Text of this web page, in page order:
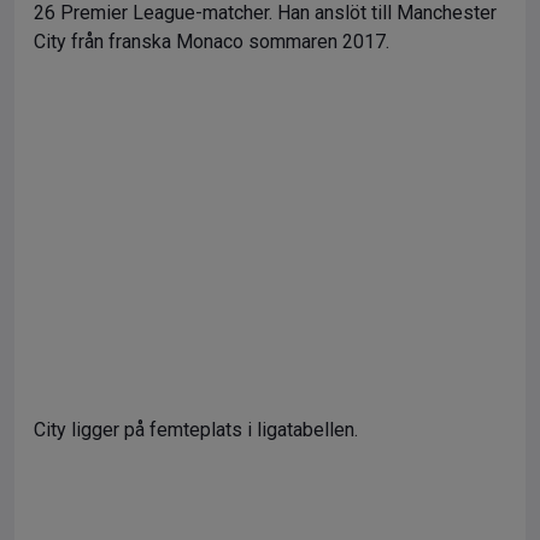
26 Premier League-matcher. Han anslöt till Manchester
City från franska Monaco sommaren 2017.
City ligger på femteplats i ligatabellen.